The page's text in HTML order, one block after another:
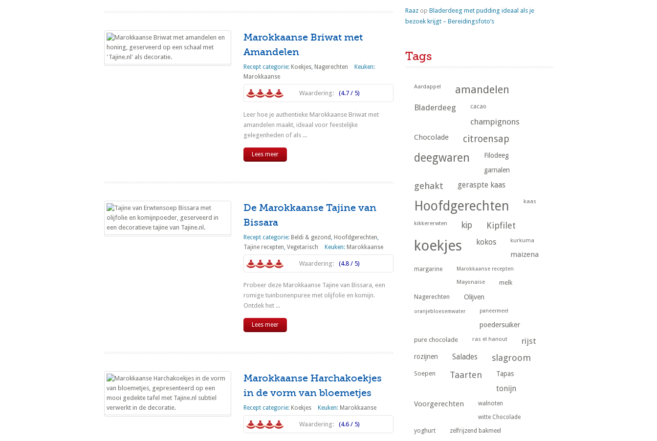
Marokkaanse Briwat met
Amandelen
Recept categorie: Koekjes Nagerechten
Keuken:
Marokkaanse
Waardering: (4.7 / 5)
Leer hoe je authentieke Marokkaanse Briwat met
amandelen maakt, ideaal voor feestelijke
gelegenheden of als ...
Lees meer
De Marokkaanse Tajine van
Bissara
Recept categorie: Beldi & gezond Hoofdgerechten
Tajine recepten Vegetarisch Keuken: Marokkaanse
Waardering: (4.8 / 5)
Probeer deze Marokkaanse Tajine van Bissara, een
romige tuinbonenpuree met olijfolie en komijn.
Ontdek het ...
Lees meer
Marokkaanse Harchakoekjes
in de vorm van bloemetjes
Recept categorie: Koekjes Keuken: Marokkaanse
Waardering: (4.6 / 5)
Raaz op Bladerdeeg met pudding ideaal als je
bezoek krijgt – Bereidingsfoto’s
Tags
Aardappel amandelen
Bladerdeeg cacao
champignons
Chocolade citroensap
deegwaren
Filodeeg
garnalen
gehakt geraspte kaas
Hoofdgerechten kaas
kikkererwten kip Kipfilet
koekjes kokos kurkuma
maizena
margarine Marokkaanse recepten
Mayonaise
melk
Nagerechten
Olijven
oranjebloesemwater paneermeel
poedersuiker
pure chocolade ras el hanout rijst
rozijnen Salades slagroom
Soepen Taarten Tapas
tonijn
Voorgerechten
walnoten
witte Chocolade
yoghurt zelfrijzend bakmeel